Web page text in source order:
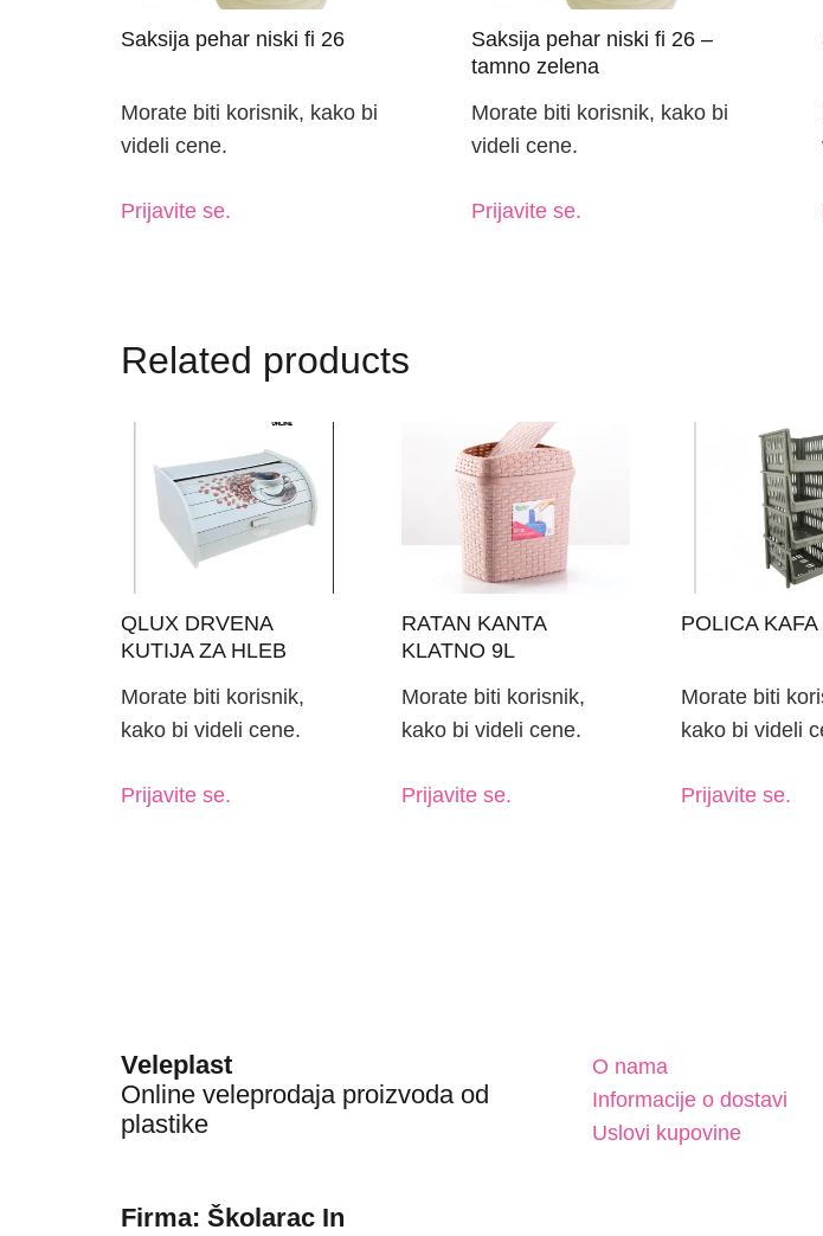
Saksija pehar niski fi 26
Morate biti korisnik, kako bi
videli cene.
Prijavite se.
Saksija pehar niski fi 26 –
tamno zelena
Morate biti korisnik, kako bi
videli cene.
Prijavite se.
Related products
QLUX DRVENA
KUTIJA ZA HLEB
Morate biti korisnik,
kako bi videli cene.
Prijavite se.
RATAN KANTA
KLATNO 9L
Morate biti korisnik,
kako bi videli cene.
Prijavite se.
POLICA KAFA
Morate biti
kako bi videli
Prijavite se.
Veleplast
Online veleprodaja proizvoda od
plastike
Firma: Školarac In
O nama
Informacije o dostavi
Uslovi kupovine